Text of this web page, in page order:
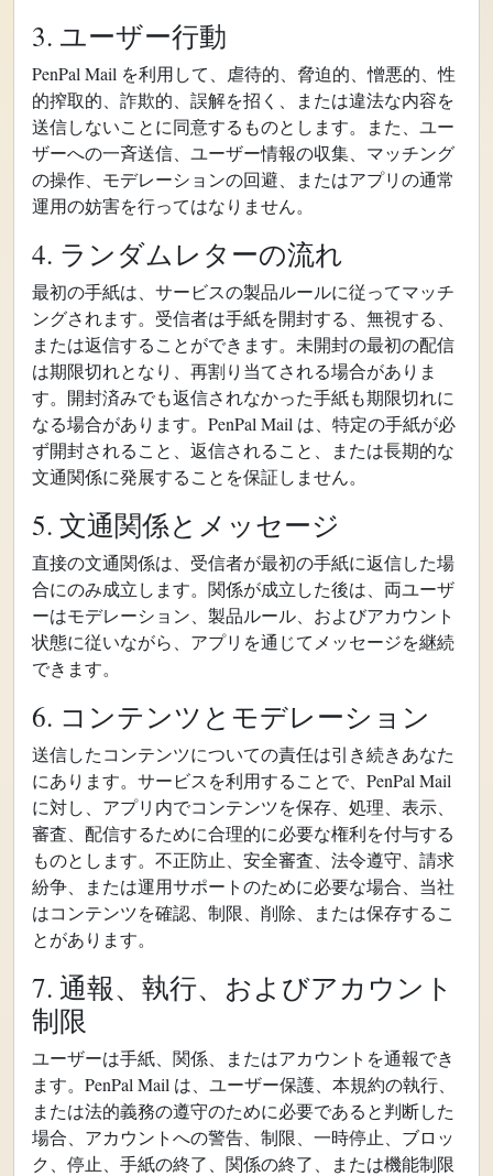
3. ユーザー行動
PenPal Mail を利用して、虐待的、脅迫的、憎悪的、性
的搾取的、詐欺的、誤解を招く、または違法な内容を
送信しないことに同意するものとします。また、ユー
ザーへの一斉送信、ユーザー情報の収集、マッチング
の操作、モデレーションの回避、またはアプリの通常
運用の妨害を行ってはなりません。
4. ランダムレターの流れ
最初の手紙は、サービスの製品ルールに従ってマッチ
ングされます。受信者は手紙を開封する、無視する、
または返信することができます。未開封の最初の配信
は期限切れとなり、再割り当てされる場合がありま
す。開封済みでも返信されなかった手紙も期限切れに
なる場合があります。PenPal Mail は、特定の手紙が必
ず開封されること、返信されること、または長期的な
文通関係に発展することを保証しません。
5. 文通関係とメッセージ
直接の文通関係は、受信者が最初の手紙に返信した場
合にのみ成立します。関係が成立した後は、両ユーザ
ーはモデレーション、製品ルール、およびアカウント
状態に従いながら、アプリを通じてメッセージを継続
できます。
6. コンテンツとモデレーション
送信したコンテンツについての責任は引き続きあなた
にあります。サービスを利用することで、PenPal Mail
に対し、アプリ内でコンテンツを保存、処理、表示、
審査、配信するために合理的に必要な権利を付与する
ものとします。不正防止、安全審査、法令遵守、請求
紛争、または運用サポートのために必要な場合、当社
はコンテンツを確認、制限、削除、または保存するこ
とがあります。
7. 通報、執行、およびアカウント
制限
ユーザーは手紙、関係、またはアカウントを通報でき
ます。PenPal Mail は、ユーザー保護、本規約の執行、
または法的義務の遵守のために必要であると判断した
場合、アカウントへの警告、制限、一時停止、ブロッ
ク、停止、手紙の終了、関係の終了、または機能制限